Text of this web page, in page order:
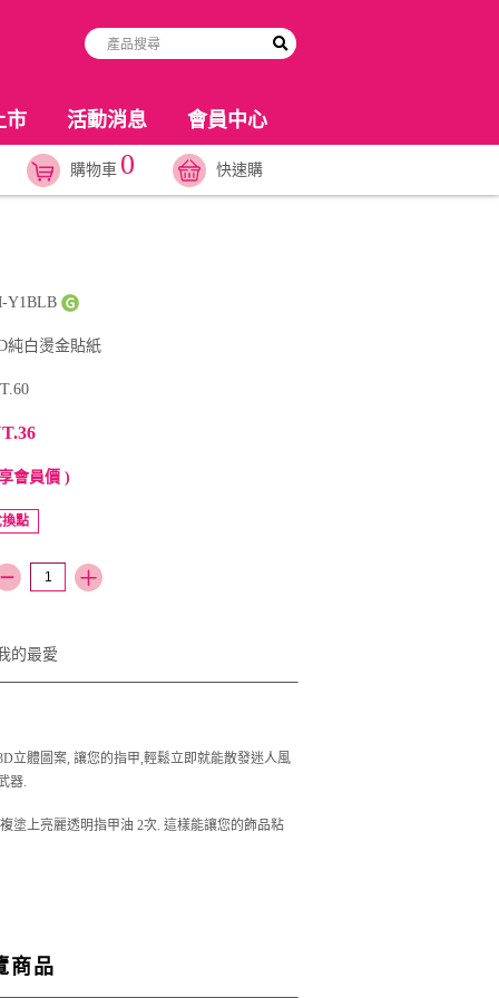
市 活動消息 會員中心
購物車 0 快速購
Y1BLB
純白燙金貼紙
會員價 )
點
的最愛
立體圖案, 讓您的指甲,輕鬆立即就能散發迷人風
器.
塗上亮麗透明指甲油 2次. 這樣能讓您的飾品粘
商品